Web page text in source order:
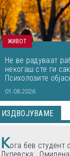
ЖИВОТ
Не ве радуваат
некогаш сте ги
Психолозите
01.08.2026
ИЗДВОЈУВАМЕ
Кога бев студент